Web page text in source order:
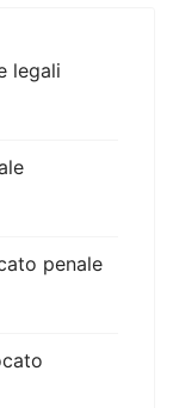
legali
penale